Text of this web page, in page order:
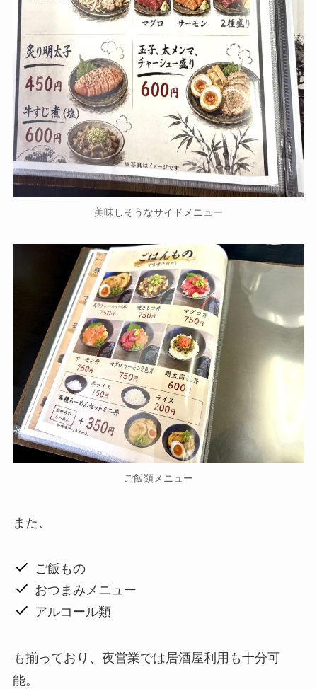
美味しそうなサイドメニュー
ご飯類メニュー
また、
ご飯もの
おつまみメニュー
アルコール類
も揃っており、夜営業では居酒屋利用も十分可
能。